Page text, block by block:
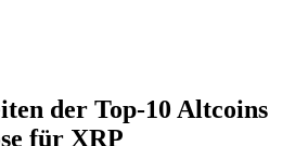
der Top-10 Altcoins
für XRP